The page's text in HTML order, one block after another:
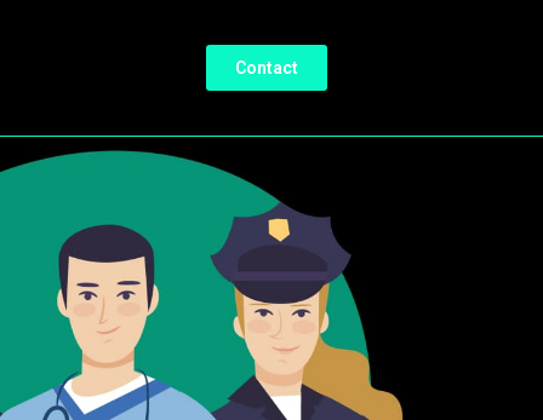
Contact